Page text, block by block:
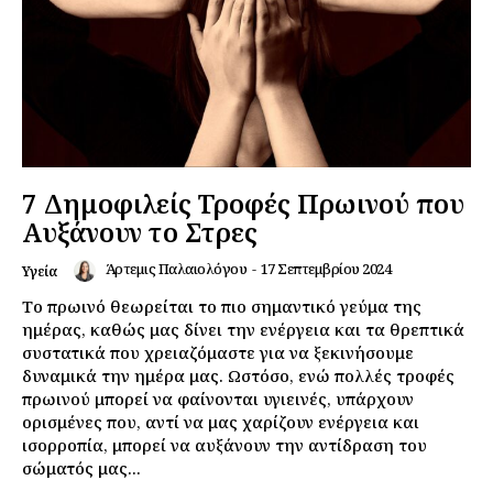
7 Δημοφιλείς Τροφές Πρωινού που
Αυξάνουν το Στρες
Υγεία Άρτεμις Παλαιολόγου - 17 Σεπτεμβρίου 2024
Το πρωινό θεωρείται το πιο σημαντικό γεύμα της
ημέρας, καθώς μας δίνει την ενέργεια και τα θρεπτικά
συστατικά που χρειαζόμαστε για να ξεκινήσουμε
δυναμικά την ημέρα μας. Ωστόσο, ενώ πολλές τροφές
πρωινού μπορεί να φαίνονται υγιεινές, υπάρχουν
ορισμένες που, αντί να μας χαρίζουν ενέργεια και
ισορροπία, μπορεί να αυξάνουν την αντίδραση του
σώματός μας...